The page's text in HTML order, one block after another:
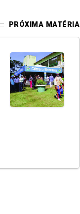
PRÓXIMA MATÉRIA